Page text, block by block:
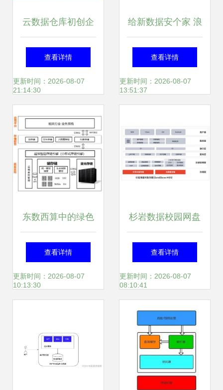
云数据仓库初创企
业Snowflake获
2000万美元B轮融
和存储服务创新
查看详情
更新时间：2026-08-07
21:14:30
给新数据安个家 浪
潮AS13000G5存储
撑起EB级弹性融合
查看详情
更新时间：2026-08-07
13:51:37
东数西算中的绿色
智算数据中心 数据
处理与存储服务的
查看详情
更新时间：2026-08-07
10:13:30
杉岩数据校园网盘
存储解决方案 高效
数据处理与存储服
查看详情
更新时间：2026-08-07
08:10:41